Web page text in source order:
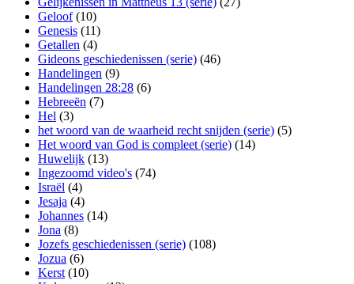
Geloof(10)
Genesis (11)
Getallen (4)
Gideons geschiedenissen (serie) (46)
Handelingen (9)
Handelingen 28:28 (6)
Hebreeën (7)
Hel (3)
het woord van de waarheid recht snijden (serie) (5)
Het woord van God is compleet (serie) (14)
Huwelijk (13)
Ingezoomd video's (74)
Israël (4)
Jesaja (4)
Johannes (14)
Jona (8)
Jozefs geschiedenissen (serie) (108)
Jozua (6)
Kerst (10)